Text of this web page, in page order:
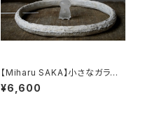
【Miharu SAKA】小さなガラス
の兎 / Moon-Watching Bun
ny Sculpture
¥6,600